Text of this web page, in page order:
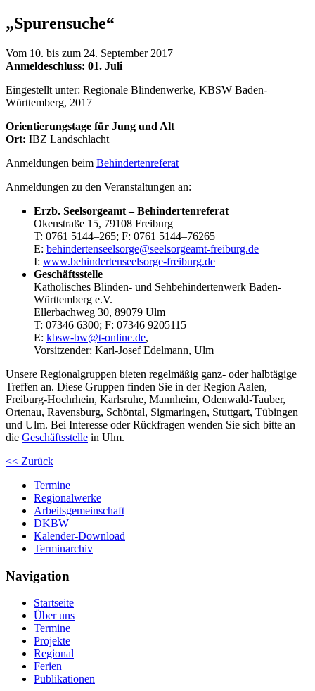
„Spurensuche“
Vom 10. bis zum 24. September 2017
Anmeldeschluss: 01. Juli
Eingestellt unter: Regionale Blindenwerke, KBSW Baden-
Württemberg, 2017
Orientierungstage für Jung und Alt
Ort: IBZ Landschlacht
Anmeldungen beim Behindertenreferat
Anmeldungen zu den Veranstaltungen an:
Erzb. Seelsorgeamt – Behindertenreferat
Okenstraße 15, 79108 Freiburg
T: 0761 5144–265; F: 0761 5144–76265
E: behindertenseelsorge@seelsorgeamt-freiburg.de
I: www.behindertenseelsorge-freiburg.de
Geschäftsstelle
Katholisches Blinden- und Sehbehindertenwerk Baden-
Württemberg e.V.
Ellerbachweg 30, 89079 Ulm
T: 07346 6300; F: 07346 9205115
E: kbsw-bw@t-online.de,
Vorsitzender: Karl-Josef Edelmann, Ulm
Unsere Regionalgruppen bieten regelmäßig ganz- oder halbtägige
Treffen an. Diese Gruppen finden Sie in der Region Aalen,
Freiburg-Hochrhein, Karlsruhe, Mannheim, Odenwald-Tauber,
Ortenau, Ravensburg, Schöntal, Sigmaringen, Stuttgart, Tübingen
und Ulm. Bei Interesse oder Rückfragen wenden Sie sich bitte an
die Geschäftsstelle in Ulm.
<< Zurück
Termine
Regionalwerke
Arbeitsgemeinschaft
DKBW
Kalender-Download
Terminarchiv
Navigation
Startseite
Über uns
Termine
Projekte
Regional
Ferien
Publikationen